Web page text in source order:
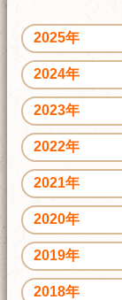
2025年
2024年
2023年
2022年
2021年
2020年
2019年
2018年